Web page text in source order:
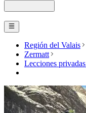
Región del Valais
Zermatt
Lecciones